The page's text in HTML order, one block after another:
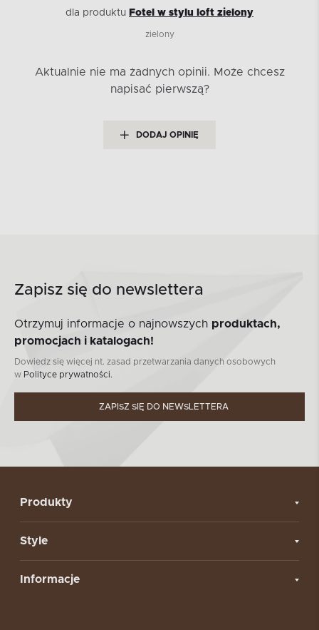
dla produktu Fotel w stylu loft zielony
zielony
Aktualnie nie ma żadnych opinii. Może chcesz
napisać pierwszą?
DODAJ OPINIĘ
Zapisz się do newslettera
Otrzymuj informacje o najnowszych produktach,
promocjach i katalogach!
Dowiedz się więcej nt. zasad przetwarzania danych osobowych
w Polityce prywatności.
ZAPISZ SIĘ DO NEWSLETTERA
Produkty
Style
Informacje